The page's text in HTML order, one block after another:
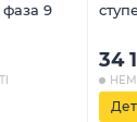
фаза 9
34